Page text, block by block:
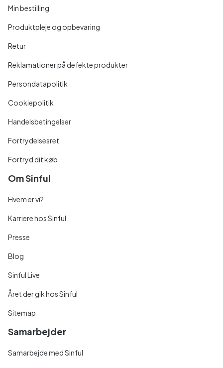
Min bestilling
Produktpleje og opbevaring
Retur
Reklamationer på defekte produkter
Persondatapolitik
Cookiepolitik
Handelsbetingelser
Fortrydelsesret
Fortryd dit køb
Om Sinful
Hvem er vi?
Karriere hos Sinful
Presse
Blog
Sinful Live
Året der gik hos Sinful
Sitemap
Samarbejder
Samarbejde med Sinful